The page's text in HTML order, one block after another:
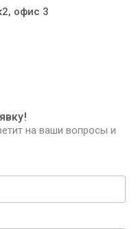
офис 3
на ваши вопросы и